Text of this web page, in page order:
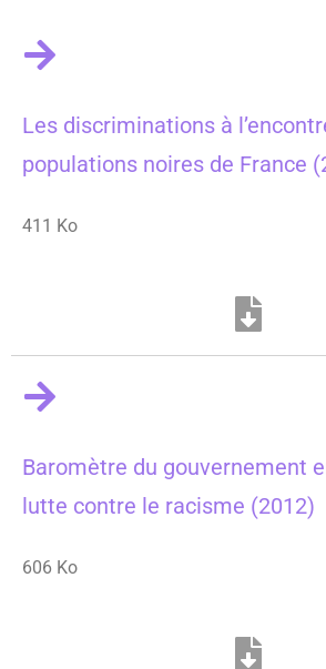
Les discriminations à
populations noires de France
411 Ko
Baromètre du gouvernement
lutte contre le racisme (2012)
606 Ko